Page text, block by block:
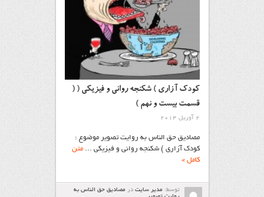
كودك آزاري ) شكنجه رواني و فیزیکی ( (
قسمت بیست و نهم )
2 آوریل 2014
مصادیق حق الناس به روایت تصویر موضوع :
كودك آزاري ) شكنجه رواني و فیزیکی ...متن
کامل »
توسط: مدیر سایتدر مصاديق حق الناس به